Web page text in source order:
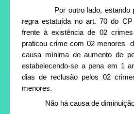
Por outro lado, estando
regra estatuída no art. 70 do
frente à existência de 02
praticou crime com 02 menores
causa mínima de aumento de
estabelecendo-se a pena em 1
dias de reclusão pelos 02
menores.
Não há causa de